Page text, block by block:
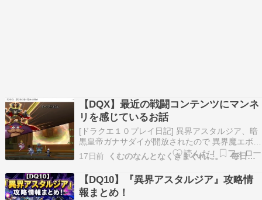
【DQX】最近の戦闘コンテンツにマンネ
リを感じているお話
[ドラクエ１０プレイ日記] 異界アスタルジア、暗
黒皇帝ガナサダイが開放されたので 異界魔エボル
キングも合わせて消化してきました。今は装備枠
が新たに追加されて ガナサダイのこころの需要が
大きく上がったので 暗黒皇帝ガナサダイ、異界魔
エボルキングに乗り込む人も多いと思いますが 遊
ん…
17日前 くむのなんとなくきまぐれに。 毎日更新！
【DQ10】『異界アスタルジア』攻略情
報まとめ！